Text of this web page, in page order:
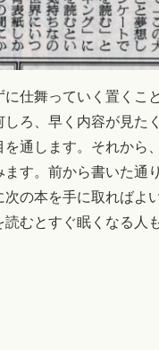
仕舞っていく置くこ
ろ、早く内容が見た
通します。それから
す。前から書いた通
の本を手に取ればよ
むとすぐ眠くなる人